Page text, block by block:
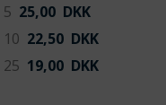
5 25,00 DKK
10 22,50 DKK
25 19,00 DKK